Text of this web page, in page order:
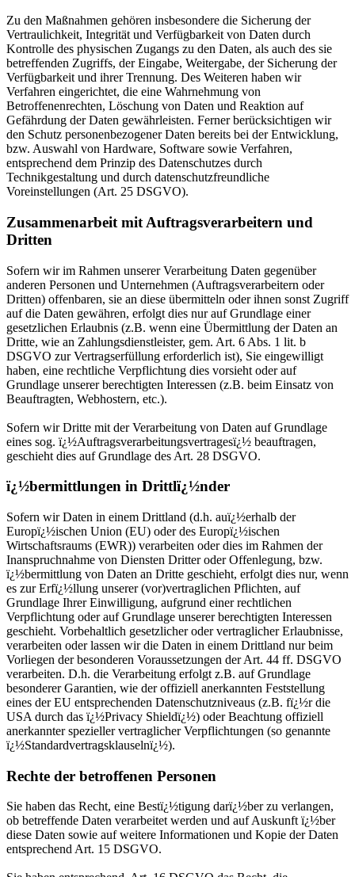
Zu den Maßnahmen gehören insbesondere die Sicherung der
Vertraulichkeit, Integrität und Verfügbarkeit von Daten durch
Kontrolle des physischen Zugangs zu den Daten, als auch des sie
betreffenden Zugriffs, der Eingabe, Weitergabe, der Sicherung der
Verfügbarkeit und ihrer Trennung. Des Weiteren haben wir
Verfahren eingerichtet, die eine Wahrnehmung von
Betroffenenrechten, Löschung von Daten und Reaktion auf
Gefährdung der Daten gewährleisten. Ferner berücksichtigen wir
den Schutz personenbezogener Daten bereits bei der Entwicklung,
bzw. Auswahl von Hardware, Software sowie Verfahren,
entsprechend dem Prinzip des Datenschutzes durch
Technikgestaltung und durch datenschutzfreundliche
Voreinstellungen (Art. 25 DSGVO).
Zusammenarbeit mit Auftragsverarbeitern und
Dritten
Sofern wir im Rahmen unserer Verarbeitung Daten gegenüber
anderen Personen und Unternehmen (Auftragsverarbeitern oder
Dritten) offenbaren, sie an diese übermitteln oder ihnen sonst Zugriff
auf die Daten gewähren, erfolgt dies nur auf Grundlage einer
gesetzlichen Erlaubnis (z.B. wenn eine Übermittlung der Daten an
Dritte, wie an Zahlungsdienstleister, gem. Art. 6 Abs. 1 lit. b
DSGVO zur Vertragserfüllung erforderlich ist), Sie eingewilligt
haben, eine rechtliche Verpflichtung dies vorsieht oder auf
Grundlage unserer berechtigten Interessen (z.B. beim Einsatz von
Beauftragten, Webhostern, etc.).
Sofern wir Dritte mit der Verarbeitung von Daten auf Grundlage
eines sog. ï¿½Auftragsverarbeitungsvertragesï¿½ beauftragen,
geschieht dies auf Grundlage des Art. 28 DSGVO.
ï¿½bermittlungen in Drittlï¿½nder
Sofern wir Daten in einem Drittland (d.h. auï¿½erhalb der
Europï¿½ischen Union (EU) oder des Europï¿½ischen
Wirtschaftsraums (EWR)) verarbeiten oder dies im Rahmen der
Inanspruchnahme von Diensten Dritter oder Offenlegung, bzw.
ï¿½bermittlung von Daten an Dritte geschieht, erfolgt dies nur, wenn
es zur Erfï¿½llung unserer (vor)vertraglichen Pflichten, auf
Grundlage Ihrer Einwilligung, aufgrund einer rechtlichen
Verpflichtung oder auf Grundlage unserer berechtigten Interessen
geschieht. Vorbehaltlich gesetzlicher oder vertraglicher Erlaubnisse,
verarbeiten oder lassen wir die Daten in einem Drittland nur beim
Vorliegen der besonderen Voraussetzungen der Art. 44 ff. DSGVO
verarbeiten. D.h. die Verarbeitung erfolgt z.B. auf Grundlage
besonderer Garantien, wie der offiziell anerkannten Feststellung
eines der EU entsprechenden Datenschutzniveaus (z.B. fï¿½r die
USA durch das ï¿½Privacy Shieldï¿½) oder Beachtung offiziell
anerkannter spezieller vertraglicher Verpflichtungen (so genannte
ï¿½Standardvertragsklauselnï¿½).
Rechte der betroffenen Personen
Sie haben das Recht, eine Bestï¿½tigung darï¿½ber zu verlangen,
ob betreffende Daten verarbeitet werden und auf Auskunft ï¿½ber
diese Daten sowie auf weitere Informationen und Kopie der Daten
entsprechend Art. 15 DSGVO.